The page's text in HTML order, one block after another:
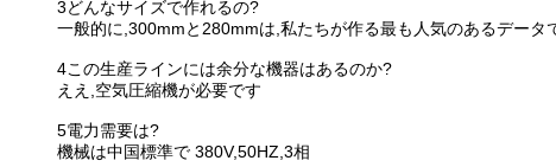
3どんなサイズで作れるの?
一般的に,300mmと280mmは,私たちが作る最も人気のあるデー
4この生産ラインには余分な機器はあるのか?
ええ,空気圧縮機が必要です
5電力需要は?
機械は中国標準で 380V,50HZ,3相